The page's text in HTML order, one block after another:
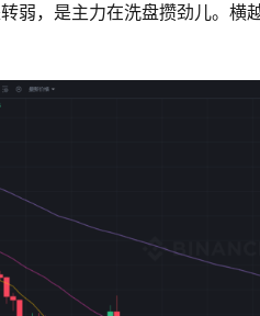
弱，是主力在洗盘攒劲儿。横